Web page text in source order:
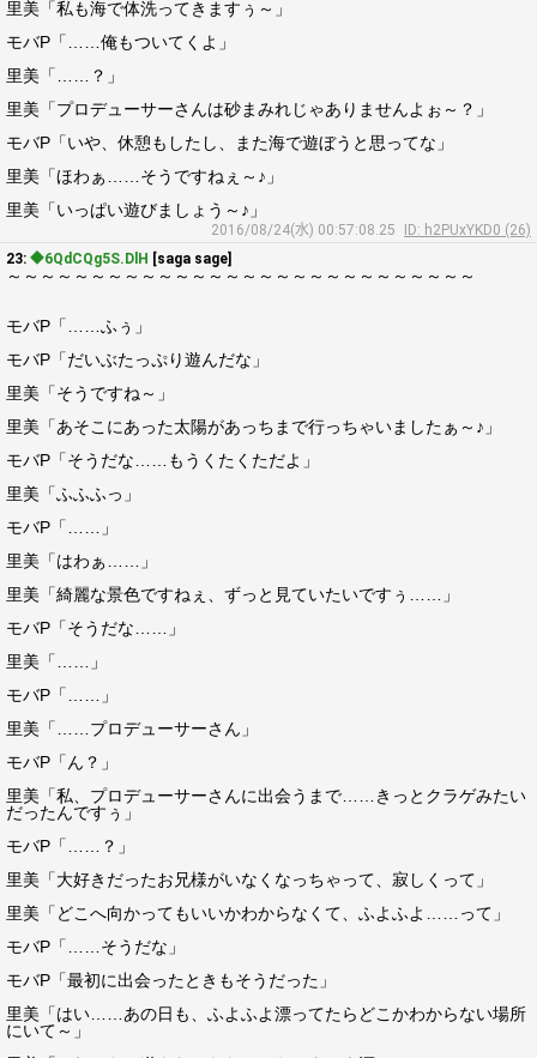
里美「私も海で体洗ってきますぅ～」
モバP「……俺もついてくよ」
里美「……？」
里美「プロデューサーさんは砂まみれじゃありませんよぉ～？」
モバP「いや、休憩もしたし、また海で遊ぼうと思ってな」
里美「ほわぁ……そうですねぇ～♪」
里美「いっぱい遊びましょう～♪」
2016/08/24(水) 00:57:08.25
ID: h2PUxYKD0 (26)
23: ◆6QdCQg5S.DlH [saga sage]
～～～～～～～～～～～～～～～～～～～～～～～～～～～～
モバP「……ふぅ」
モバP「だいぶたっぷり遊んだな」
里美「そうですね～」
里美「あそこにあった太陽があっちまで行っちゃいましたぁ～♪」
モバP「そうだな……もうくたくただよ」
里美「ふふふっ」
モバP「……」
里美「はわぁ……」
里美「綺麗な景色ですねぇ、ずっと見ていたいですぅ……」
モバP「そうだな……」
里美「……」
モバP「……」
里美「……プロデューサーさん」
モバP「ん？」
里美「私、プロデューサーさんに出会うまで……きっとクラゲみたい
だったんですぅ」
モバP「……？」
里美「大好きだったお兄様がいなくなっちゃって、寂しくって」
里美「どこへ向かってもいいかわからなくて、ふよふよ……って」
モバP「……そうだな」
モバP「最初に出会ったときもそうだった」
里美「はい……あの日も、ふよふよ漂ってたらどこかわからない場所
にいて～」